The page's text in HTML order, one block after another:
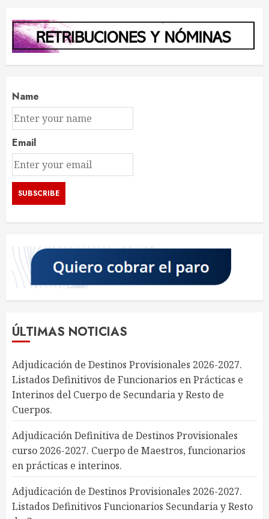
Name
Email
ÚLTIMAS NOTICIAS
Adjudicación de Destinos Provisionales 2026-2027.
Listados Definitivos de Funcionarios en Prácticas e
Interinos del Cuerpo de Secundaria y Resto de
Cuerpos.
Adjudicación Definitiva de Destinos Provisionales
curso 2026-2027. Cuerpo de Maestros, funcionarios
en prácticas e interinos.
Adjudicación de Destinos Provisionales 2026-2027.
Listados Definitivos Funcionarios Secundaria y Resto